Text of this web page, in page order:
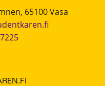
65100 Vasa